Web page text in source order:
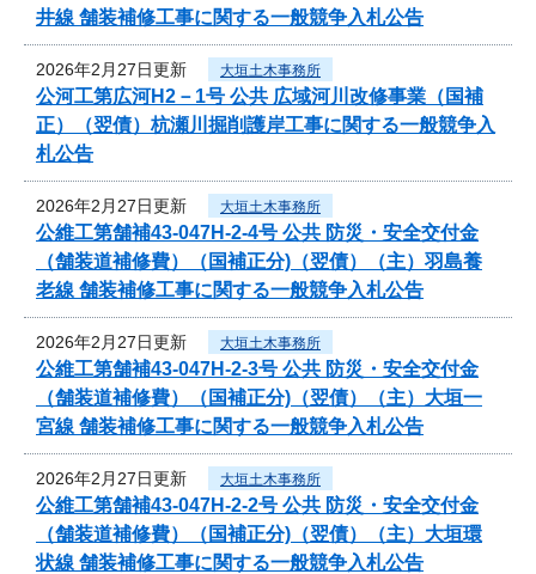
井線 舗装補修工事に関する一般競争入札公告
2026年2月27日更新 大垣土木事務所
公河工第広河H2－1号 公共 広域河川改修事業（国補
正）（翌債）杭瀬川掘削護岸工事に関する一般競争入
札公告
2026年2月27日更新 大垣土木事務所
公維工第舗補43-047H-2-4号 公共 防災・安全交付金
（舗装道補修費）（国補正分)（翌債）（主）羽島養
老線 舗装補修工事に関する一般競争入札公告
2026年2月27日更新 大垣土木事務所
公維工第舗補43-047H-2-3号 公共 防災・安全交付金
（舗装道補修費）（国補正分)（翌債）（主）大垣一
宮線 舗装補修工事に関する一般競争入札公告
2026年2月27日更新 大垣土木事務所
公維工第舗補43-047H-2-2号 公共 防災・安全交付金
（舗装道補修費）（国補正分)（翌債）（主）大垣環
状線 舗装補修工事に関する一般競争入札公告